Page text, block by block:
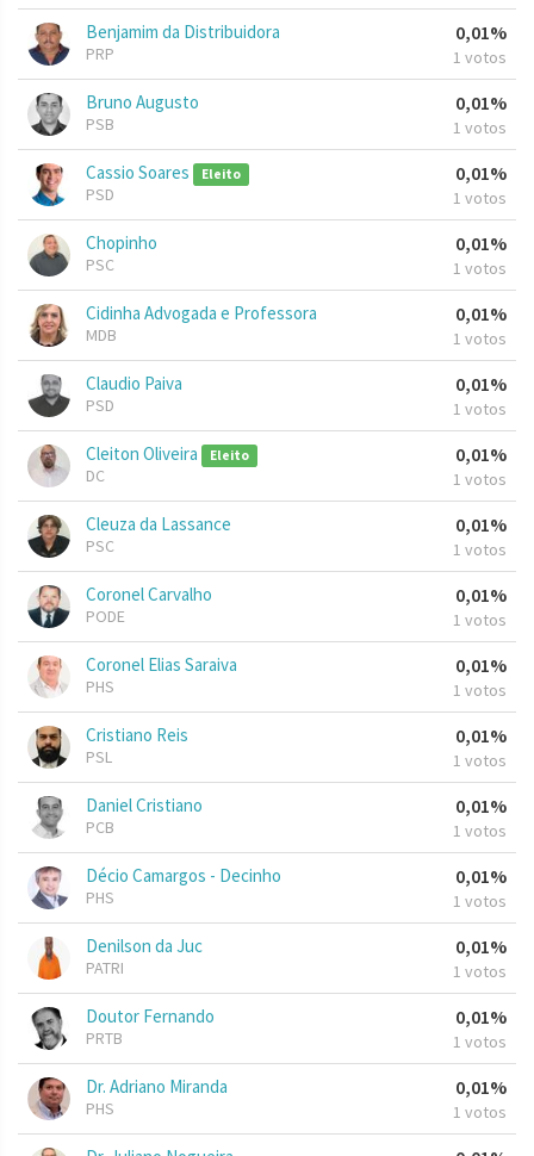
Benjamim da Distribuidora
PRP
0,01%
1 votos
Bruno Augusto
PSB
0,01%
1 votos
Cassio Soares Eleito
PSD
0,01%
1 votos
Chopinho
PSC
0,01%
1 votos
Cidinha Advogada e Professora
MDB
0,01%
1 votos
Claudio Paiva
PSD
0,01%
1 votos
Cleiton Oliveira Eleito
DC
0,01%
1 votos
Cleuza da Lassance
PSC
0,01%
1 votos
Coronel Carvalho
PODE
0,01%
1 votos
Coronel Elias Saraiva
PHS
0,01%
1 votos
Cristiano Reis
PSL
0,01%
1 votos
Daniel Cristiano
PCB
0,01%
1 votos
Décio Camargos - Decinho
PHS
0,01%
1 votos
Denilson da Juc
PATRI
0,01%
1 votos
Doutor Fernando
PRTB
0,01%
1 votos
Dr. Adriano Miranda
PHS
0,01%
1 votos